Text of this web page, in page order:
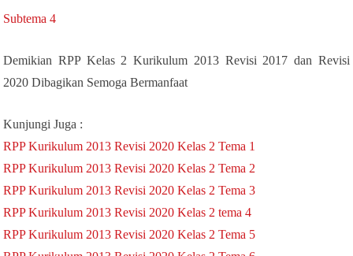
Subtema 4
Demikian RPP Kelas 2 Kurikulum 2013 Revisi 2017 dan Revisi
2020 Dibagikan Semoga Bermanfaat
Kunjungi Juga :
RPP Kurikulum 2013 Revisi 2020 Kelas 2 Tema 1
RPP Kurikulum 2013 Revisi 2020 Kelas 2 Tema 2
RPP Kurikulum 2013 Revisi 2020 Kelas 2 Tema 3
RPP Kurikulum 2013 Revisi 2020 Kelas 2 tema 4
RPP Kurikulum 2013 Revisi 2020 Kelas 2 Tema 5